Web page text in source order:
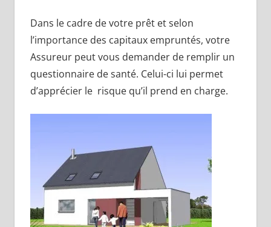
Dans le cadre de votre prêt et selon
l’importance des capitaux empruntés, votre
Assureur peut vous demander de remplir un
questionnaire de santé. Celui-ci lui permet
d’apprécier le risque qu’il prend en charge.